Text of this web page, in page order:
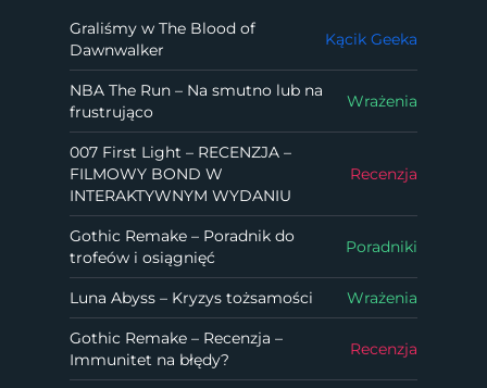
Graliśmy w The Blood of
Dawnwalker
Kącik Geeka
NBA The Run – Na smutno lub na
frustrująco
Wrażenia
007 First Light – RECENZJA –
FILMOWY BOND W
INTERAKTYWNYM WYDANIU
Recenzja
Gothic Remake – Poradnik do
trofeów i osiągnięć
Poradniki
Luna Abyss – Kryzys tożsamości Wrażenia
Gothic Remake – Recenzja –
Immunitet na błędy?
Recenzja